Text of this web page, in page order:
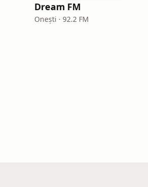
Dream FM
Onești · 92.2 FM